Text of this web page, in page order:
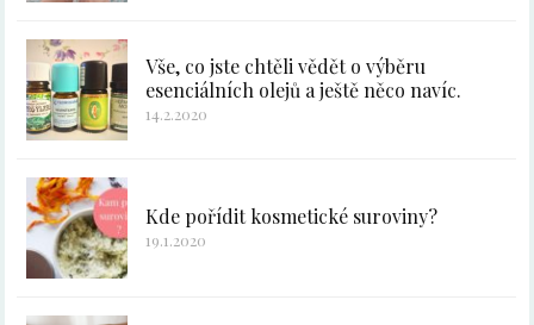
Vše, co jste chtěli vědět o výběru
esenciálních olejů a ještě něco navíc.
14.2.2020
Kde pořídit kosmetické suroviny?
19.1.2020